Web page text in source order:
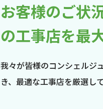
お客様のご状
の工事店を最
我々が皆様のコンシェルジ
き、最適な工事店を厳選し